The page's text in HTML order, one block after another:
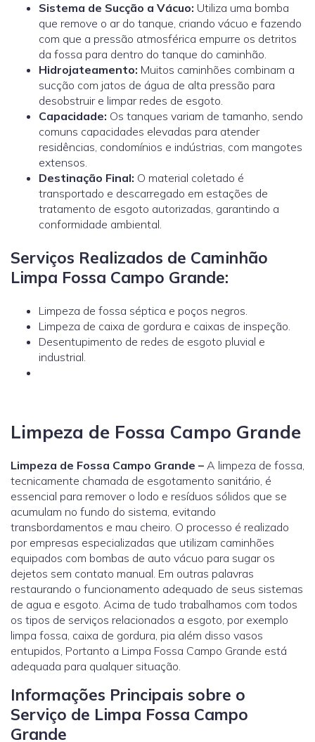
Sistema de Sucção a Vácuo: Utiliza uma bomba
que remove o ar do tanque, criando vácuo e fazendo
com que a pressão atmosférica empurre os detritos
da fossa para dentro do tanque do caminhão.
Hidrojateamento: Muitos caminhões combinam a
sucção com jatos de água de alta pressão para
desobstruir e limpar redes de esgoto.
Capacidade: Os tanques variam de tamanho, sendo
comuns capacidades elevadas para atender
residências, condomínios e indústrias, com mangotes
extensos.
Destinação Final: O material coletado é
transportado e descarregado em estações de
tratamento de esgoto autorizadas, garantindo a
conformidade ambiental.
Serviços Realizados de Caminhão
Limpa Fossa Campo Grande:
Limpeza de fossa séptica e poços negros.
Limpeza de caixa de gordura e caixas de inspeção.
Desentupimento de redes de esgoto pluvial e
industrial.
Limpeza de Fossa Campo Grande
Limpeza de Fossa Campo Grande – A limpeza de fossa,
tecnicamente chamada de esgotamento sanitário, é
essencial para remover o lodo e resíduos sólidos que se
acumulam no fundo do sistema, evitando
transbordamentos e mau cheiro. O processo é realizado
por empresas especializadas que utilizam caminhões
equipados com bombas de auto vácuo para sugar os
dejetos sem contato manual. Em outras palavras
restaurando o funcionamento adequado de seus sistemas
de agua e esgoto. Acima de tudo trabalhamos com todos
os tipos de serviços relacionados a esgoto, por exemplo
limpa fossa, caixa de gordura, pia além disso vasos
entupidos, Portanto a Limpa Fossa Campo Grande está
adequada para qualquer situação.
Informações Principais sobre o
Serviço de Limpa Fossa Campo
Grande